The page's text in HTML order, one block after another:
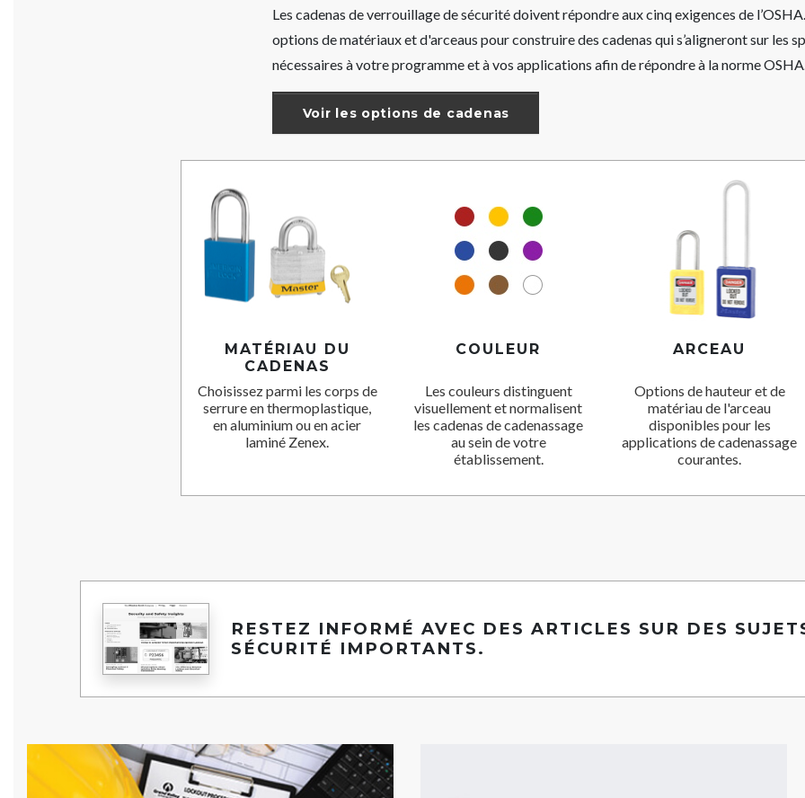
Les cadenas de verrouillage de sécurité doivent répondre aux cinq exigences de
options de matériaux et d'arceaus pour construire des cadenas qui s’aligneront sur les
nécessaires à votre programme et à vos applications afin de répondre à la norme
Voir les options de cadenas
MATÉRIAU DU
CADENAS
Choisissez parmi les corps de
serrure en thermoplastique,
en aluminium ou en acier
laminé Zenex.
COULEUR
Les couleurs distinguent
visuellement et normalisent
les cadenas de cadenassage
au sein de votre
établissement.
ARCEAU
Options de hauteur et de
matériau de l'arceau
disponibles pour les
applications de cadenassage
courantes.
RESTEZ INFORMÉ AVEC DES ARTICLES SUR DES
SÉCURITÉ IMPORTANTS.